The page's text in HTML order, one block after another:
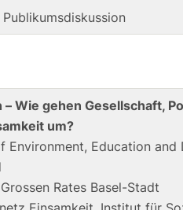
Wie gehen Gesellschaft,
um?
Environment, Education and
Rates Basel-Stadt